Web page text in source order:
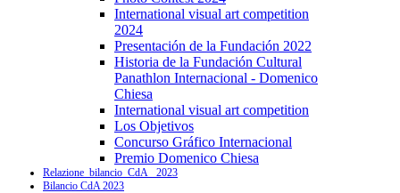
International visual art competition
2024
Presentación de la Fundación 2022
Historia de la Fundación Cultural
Panathlon Internacional - Domenico
Chiesa
International visual art competition
Los Objetivos
Concurso Gráfico Internacional
Premio Domenico Chiesa
Relazione_bilancio_CdA_ 2023
Bilancio CdA 2023